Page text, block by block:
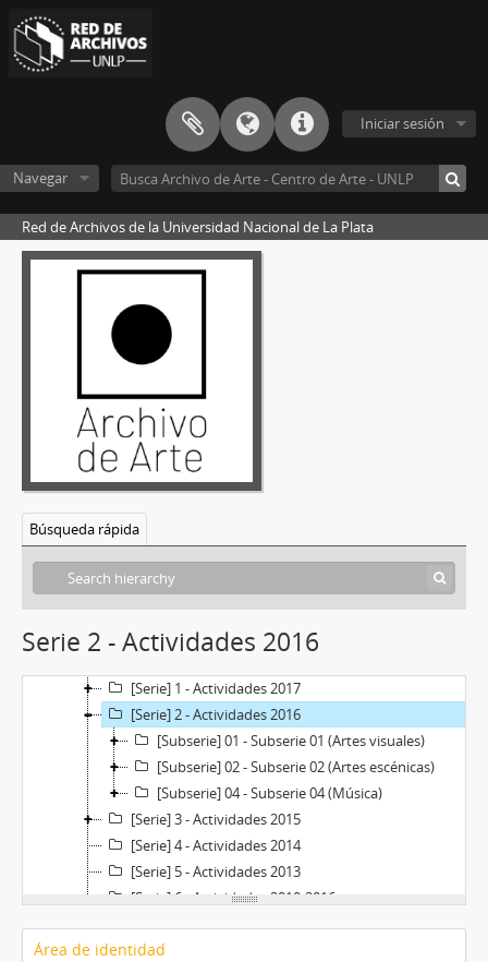
Iniciar sesión
Navegar
Red de Archivos de la Universidad Nacional de La Plata
Búsqueda rápida
Serie 2 - Actividades 2016
[Fondo] F-AA(04) - Archivo Institucional del Centro de Arte
[Sección] S1 - Centro de Arte
[Serie] 1 - Actividades 2017
[Serie] 2 - Actividades 2016
[Subserie] 01 - Subserie 01 (Artes visuales)
[Subserie] 02 - Subserie 02 (Artes escénicas)
[Subserie] 04 - Subserie 04 (Música)
[Serie] 3 - Actividades 2015
[Serie] 4 - Actividades 2014
[Serie] 5 - Actividades 2013
[Serie] 6 - Actividades 2010-2016
Área de identidad